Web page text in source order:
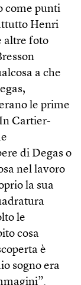
come punti
Henri
altre foto
a che
le prime
Cartier-
di Degas o
nel lavoro
la sua
le
cosa
è
sogno era